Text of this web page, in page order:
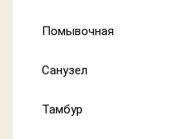
Помывочная
Санузел
Тамбур